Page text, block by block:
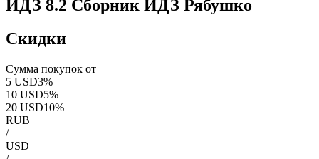
ИДЗ 8.2 Сборник ИДЗ Рябушко
Скидки
Сумма покупок от
5 USD3%
10 USD5%
20 USD10%
RUB
/
USD